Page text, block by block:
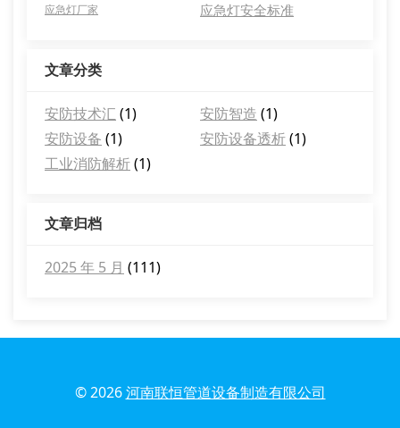
应急灯厂家 应急灯安全标准
文章分类
安防技术汇 (1) 安防智造 (1)
安防设备 (1) 安防设备透析(1)
工业消防解析(1)
文章归档
2025 年 5 月 (111)
© 2026河南联恒管道设备制造有限公司